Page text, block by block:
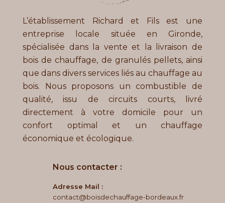
L’établissement Richard et Filsest une
entreprise locale située en Gironde,
spécialisée dans la vente et la livraison de
bois de chauffage, de granulés pellets, ainsi
que dans divers services liés au chauffage au
bois. Nous proposons un combustible de
qualité, issu de circuits courts, livré
directement à votre domicile pour un
confort optimal et un chauffage
économique et écologique.
Nous contacter :
Adresse Mail :
contact@boisdechauffage-bordeaux.fr